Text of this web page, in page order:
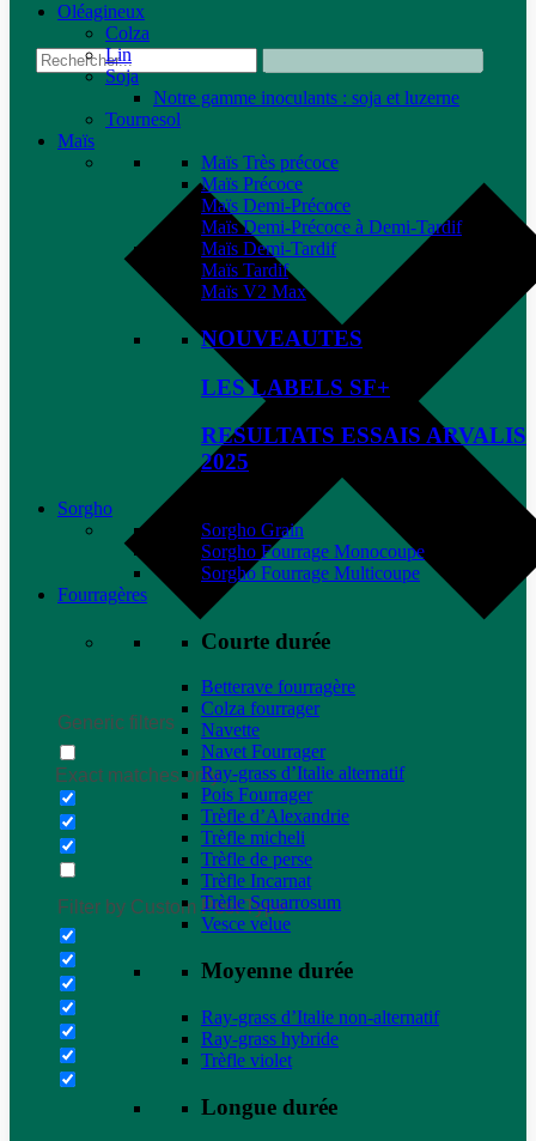
Generic filters
Exact matches only
Filter by Custom Post Type
Oléagineux
Colza
Lin
Soja
Notre gamme inoculants : soja et luzerne
Tournesol
Maïs
Maïs Très précoce
Maïs Précoce
Maïs Demi-Précoce
Maïs Demi-Précoce à Demi-Tardif
Maïs Demi-Tardif
Maïs Tardif
Maïs V2 Max
NOUVEAUTES
LES LABELS SF+
RESULTATS ESSAIS ARVALIS
2025
Sorgho
Sorgho Grain
Sorgho Fourrage Monocoupe
Sorgho Fourrage Multicoupe
Fourragères
Courte durée
Betterave fourragère
Colza fourrager
Navette
Navet Fourrager
Ray-grass d’Italie alternatif
Pois Fourrager
Trèfle d’Alexandrie
Trèfle micheli
Trèfle de perse
Trèfle Incarnat
Trèfle Squarrosum
Vesce velue
Moyenne durée
Ray-grass d’Italie non-alternatif
Ray-grass hybride
Trèfle violet
Longue durée